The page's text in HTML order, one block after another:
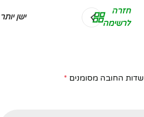
חזרה
לרשימה
ישן יותר
שדות החובה מסומנים *